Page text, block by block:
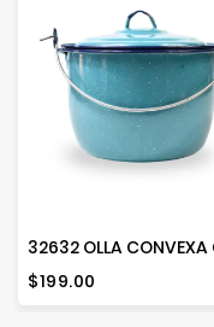
Precio
$199.00